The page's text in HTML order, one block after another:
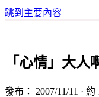
跳到主要內容
「心情」大人
發布： 2007/11/11 ·